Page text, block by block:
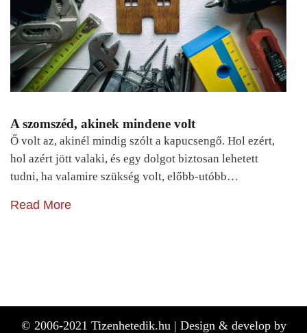
A szomszéd, akinek mindene volt
Ő volt az, akinél mindig szólt a kapucsengő. Hol ezért,
hol azért jött valaki, és egy dolgot biztosan lehetett
tudni, ha valamire szükség volt, előbb-utóbb…
Read More
© 2006-2021 Tizenhetedik.hu | Design & develop by